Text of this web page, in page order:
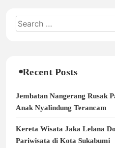
Recent Posts
Jembatan Nangerang Rusak
Anak Nyalindung Terancam
Kereta Wisata Jaka Lelana
Pariwisata di Kota Sukabumi